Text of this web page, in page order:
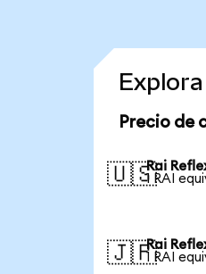
Precio de
🇺🇸Rai
1 RAI
🇯🇵Rai
1 RAI